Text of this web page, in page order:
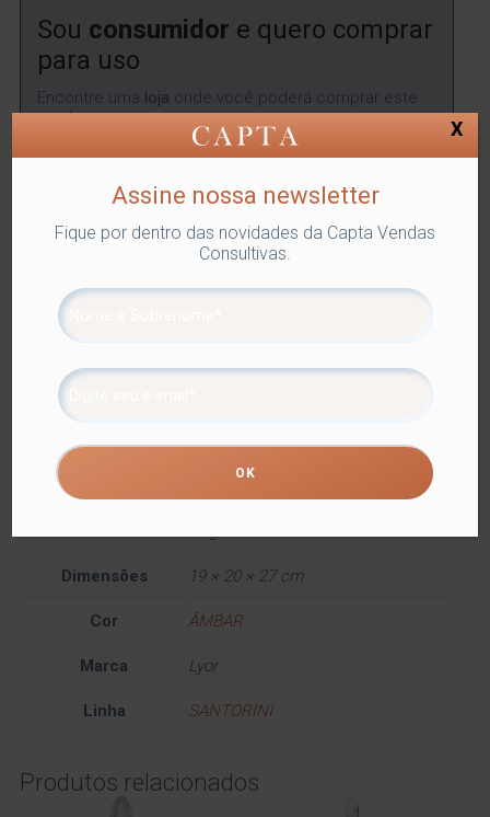
Sou consumidor e quero comprar
para uso
Encontre uma loja onde você poderá comprar este
produto.
Utilidades Domésticas Tags:POTICHE CRISTAL,POTICHES
E BOMBONIERES
Informação adicional
Dimensões 19 × 20 × 27 cm
Cor ÂMBAR
Marca Lyor
Linha SANTORINI
Produtos relacionados
Assine nossa newsletter
Fique por dentro das novidades da Capta Vendas
Consultivas.
X